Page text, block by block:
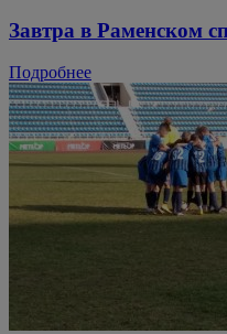
Завтра в Раменском
Подробнее